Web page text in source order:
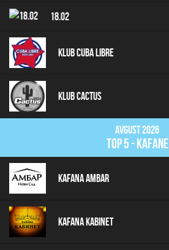
18.02
Klub Cuba Libre
Klub Cactus
Avgust 2026
top 5 - kafane
Kafana Ambar
Kafana Kabinet